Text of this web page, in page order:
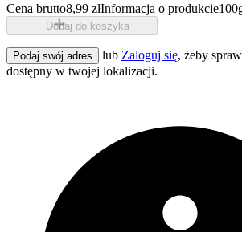
Cena brutto8,99 złInformacja o produkcie
Dodaj do koszyka
Podaj swój adres lub Zaloguj się, żeby
dostępny w twojej lokalizacji.